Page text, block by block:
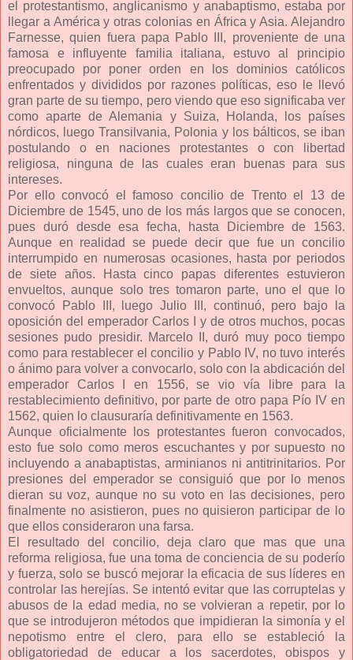
el protestantismo, anglicanismo y anabaptismo, estaba por
llegar a América y otras colonias en África y Asia. Alejandro
Farnesse, quien fuera papa Pablo III, proveniente de una
famosa e influyente familia italiana, estuvo al principio
preocupado por poner orden en los dominios católicos
enfrentados y divididos por razones políticas, eso le llevó
gran parte de su tiempo, pero viendo que eso significaba ver
como aparte de Alemania y Suiza, Holanda, los países
nórdicos, luego Transilvania, Polonia y los bálticos, se iban
postulando o en naciones protestantes o con libertad
religiosa, ninguna de las cuales eran buenas para sus
intereses.
Por ello convocó el famoso concilio de Trento el 13 de
Diciembre de 1545, uno de los más largos que se conocen,
pues duró desde esa fecha, hasta Diciembre de 1563.
Aunque en realidad se puede decir que fue un concilio
interrumpido en numerosas ocasiones, hasta por periodos
de siete años. Hasta cinco papas diferentes estuvieron
envueltos, aunque solo tres tomaron parte, uno el que lo
convocó Pablo III, luego Julio III, continuó, pero bajo la
oposición del emperador Carlos I y de otros muchos, pocas
sesiones pudo presidir. Marcelo II, duró muy poco tiempo
como para restablecer el concilio y Pablo IV, no tuvo interés
o ánimo para volver a convocarlo, solo con la abdicación del
emperador Carlos I en 1556, se vio vía libre para la
restablecimiento definitivo, por parte de otro papa Pío IV en
1562, quien lo clausuraría definitivamente en 1563.
Aunque oficialmente los protestantes fueron convocados,
esto fue solo como meros escuchantes y por supuesto no
incluyendo a anabaptistas, arminianos ni antitrinitarios. Por
presiones del emperador se consiguió que por lo menos
dieran su voz, aunque no su voto en las decisiones, pero
finalmente no asistieron, pues no quisieron participar de lo
que ellos consideraron una farsa.
El resultado del concilio, deja claro que mas que una
reforma religiosa, fue una toma de conciencia de su poderío
y fuerza, solo se buscó mejorar la eficacia de sus líderes en
controlar las herejías. Se intentó evitar que las corruptelas y
abusos de la edad media, no se volvieran a repetir, por lo
que se introdujeron métodos que impidieran la simonía y el
nepotismo entre el clero, para ello se estableció la
obligatoriedad de educar a los sacerdotes, obispos y